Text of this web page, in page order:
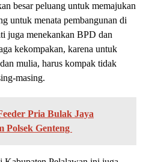
besar peluang untuk memajukan
untuk menata pembangunan di
juga menekankan BPD dan
kekompakan, karena untuk
mulia, harus kompak tidak
masing.
Pria Bulak Jaya
Polsek Genteng